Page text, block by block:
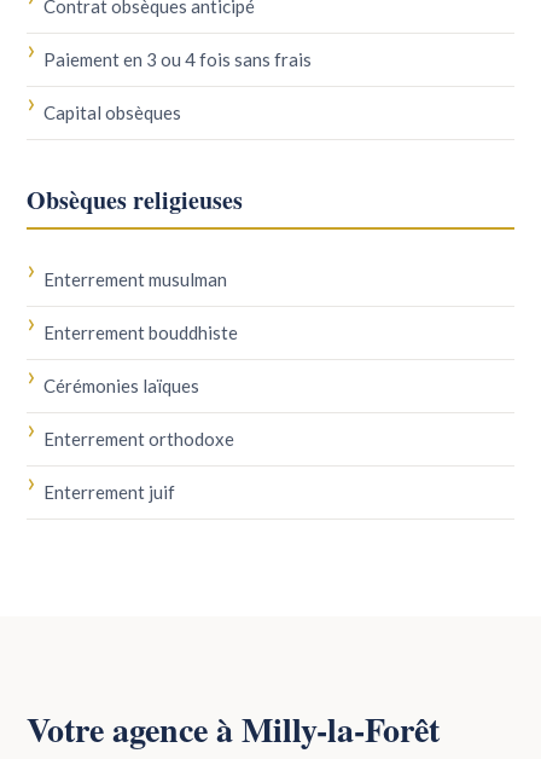
Contrat obsèques anticipé
Paiement en 3 ou 4 fois sans frais
Capital obsèques
Obsèques religieuses
Enterrement musulman
Enterrement bouddhiste
Cérémonies laïques
Enterrement orthodoxe
Enterrement juif
Votre agence à Milly-la-Forêt